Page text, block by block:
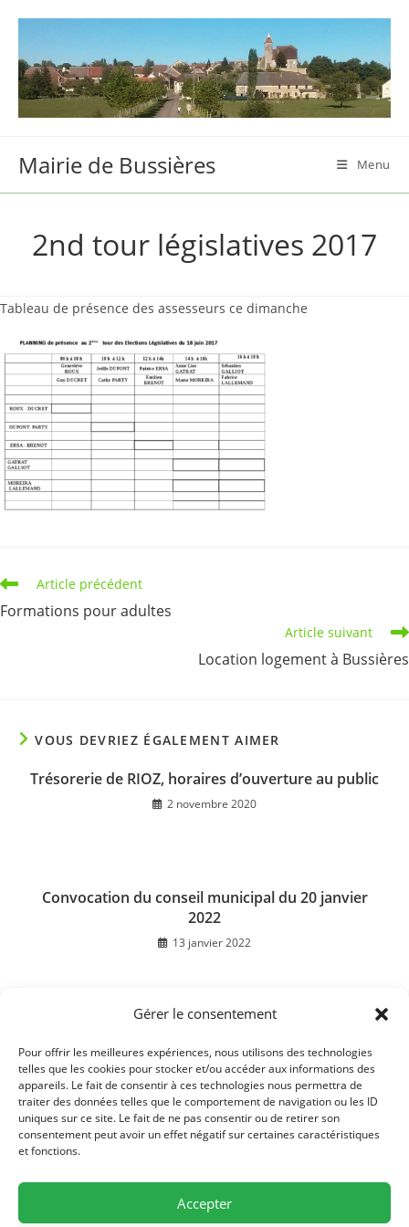
Gérer le consentement
Pour offrir les meilleures expériences, nous utilisons des technologies
telles que les cookies pour stocker et/ou accéder aux informations des
appareils. Le fait de consentir à ces technologies nous permettra de
traiter des données telles que le comportement de navigation ou les ID
uniques sur ce site. Le fait de ne pas consentir ou de retirer son
consentement peut avoir un effet négatif sur certaines caractéristiques
et fonctions.
Accepter
content
Mairie de Bussières Menu
2nd tour législatives 2017
Tableau de présence des assesseurs ce dimanche
Read
articles
Article précédent
Formations pour adultes
Article suivant
Location logement à Bussières
VOUS DEVRIEZ ÉGALEMENT AIMER
Trésorerie de RIOZ, horaires d’ouverture au public
2 novembre 2020
Convocation du conseil municipal du 20 janvier
2022
13 janvier 2022
Décès de Mme Marie-Josèphe TOUZALIN